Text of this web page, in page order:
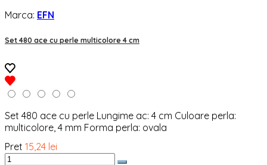
Marca: EFN
Set 480 ace cu perle multicolore 4 cm
Set 480 ace cu perle Lungime ac: 4 cm Culoare perla:
multicolore, 4 mm Forma perla: ovala
Pret 15,24 lei